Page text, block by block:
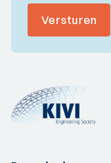
Versturen